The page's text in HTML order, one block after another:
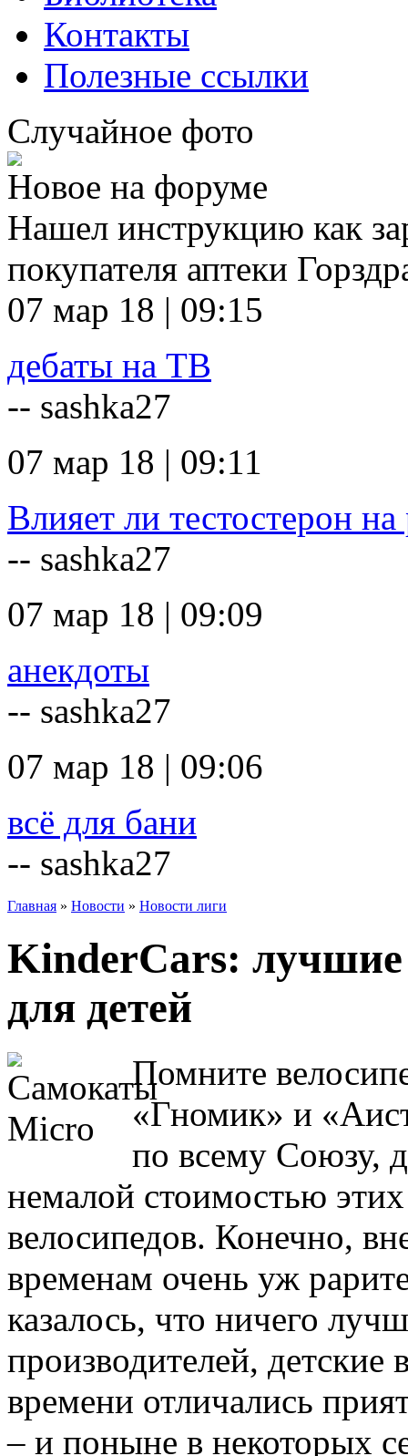
Контакты
Полезные ссылки
Случайное фото
Новое на форуме
Нашел инструкцию как
покупателя аптеки
07 мар 18 | 09:15
дебаты на ТВ
-- sashka27
07 мар 18 | 09:11
Влияет ли тестостерон на
-- sashka27
07 мар 18 | 09:09
анекдоты
-- sashka27
07 мар 18 | 09:06
всё для бани
-- sashka27
Главная » Новости » Новости лиги
KinderCars: лучшие
для детей
Помните
«Гномик» и
по всему Союзу,
немалой стоимостью
велосипедов. Конечно,
временам очень уж
казалось, что ничего
производителей, детские
времени отличались
– и поныне в некоторых